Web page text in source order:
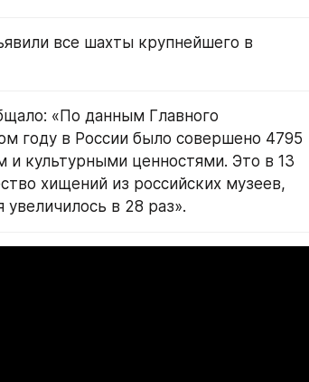
все шахты крупнейшего в
«По данным Главного
году в России было совершено 4795
и культурными ценностями. Это в 13
хищений из российских музеев,
в 28 раз».